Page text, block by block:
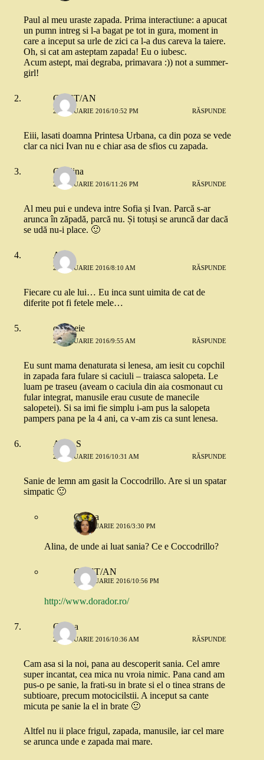
Paul al meu uraste zapada. Prima interactiune: a apucat
un pumn intreg si l-a bagat pe tot in gura, moment in
care a inceput sa urle de zici ca l-a dus careva la taiere.
Oh, si cat am asteptam zapada! Eu o iubesc.
Acum astept, mai degraba, primavara :)) not a summer-
girl!
CR/ST/AN
20 IANUARIE 2016/10:52 PM RĂSPUNDE
Eiii, lasati doamna Printesa Urbana, ca din poza se vede
clar ca nici Ivan nu e chiar asa de sfios cu zapada.
Cătălina
20 IANUARIE 2016/11:26 PM RĂSPUNDE
Al meu pui e undeva intre Sofia și Ivan. Parcă s-ar
arunca în zăpadă, parcă nu. Și totuși se aruncă dar dacă
se udă nu-i place. 🙂
Ana
21 IANUARIE 2016/8:10 AM RĂSPUNDE
Fiecare cu ale lui… Eu inca sunt uimita de cat de
diferite pot fi fetele mele…
o femeie
21 IANUARIE 2016/9:55 AM RĂSPUNDE
Eu sunt mama denaturata si lenesa, am iesit cu copchil
in zapada fara fulare si caciuli – traiasca salopeta. Le
luam pe traseu (aveam o caciula din aia cosmonaut cu
fular integrat, manusile erau cusute de manecile
salopetei). Si sa imi fie simplu i-am pus la salopeta
pampers pana pe la 4 ani, ca v-am zis ca sunt lenesa.
Alina S
21 IANUARIE 2016/10:31 AM RĂSPUNDE
Sanie de lemn am gasit la Coccodrillo. Are si un spatar
simpatic 🙂
Corina
21 IANUARIE 2016/3:30 PM
Alina, de unde ai luat sania? Ce e Coccodrillo?
CR/ST/AN
21 IANUARIE 2016/10:56 PM
http://www.dorador.ro/
Corina
21 IANUARIE 2016/10:36 AM RĂSPUNDE
Cam asa si la noi, pana au descoperit sania. Cel amre
super incantat, cea mica nu vroia nimic. Pana cand am
pus-o pe sanie, la frati-su in brate si el o tinea strans de
subtioare, precum motocicilstii. A inceput sa cante
micuta pe sanie la el in brate 🙂
Altfel nu ii place frigul, zapada, manusile, iar cel mare
se arunca unde e zapada mai mare.